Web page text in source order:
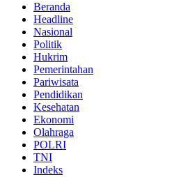
Beranda
Headline
Nasional
Politik
Hukrim
Pemerintahan
Pariwisata
Pendidikan
Kesehatan
Ekonomi
Olahraga
POLRI
TNI
Indeks